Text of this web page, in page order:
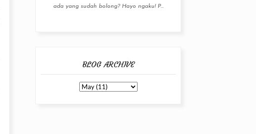
ada yang sudah bolong? Hayo ngaku! P...
BLOG ARCHIVE